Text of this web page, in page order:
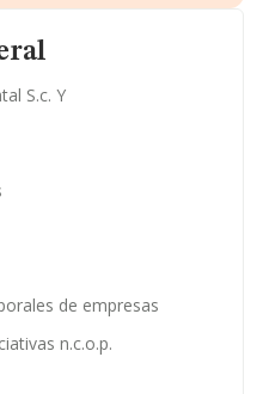
S.c. Y
de empresas
n.c.o.p.
sobre la empresa.
complementaria.